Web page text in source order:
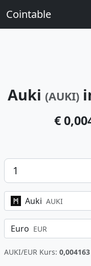
Cointable
Auki (AUKI)
€
Betrag
Auki AUKI
Euro EUR
AUKI/EUR Kurs: 0,004163